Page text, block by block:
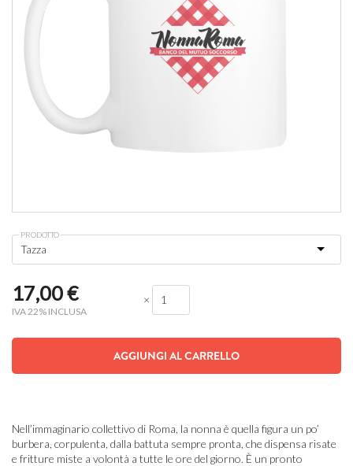
PRODOTTO
17,00€
IVA 22% INCLUSA
×
AGGIUNGI AL CARRELLO
Nell’immaginario collettivo di Roma, la nonna è quella figura un po’
burbera, corpulenta, dalla battuta sempre pronta, che dispensa risate
e fritture miste a volontà a tutte le ore del giorno. È un pronto